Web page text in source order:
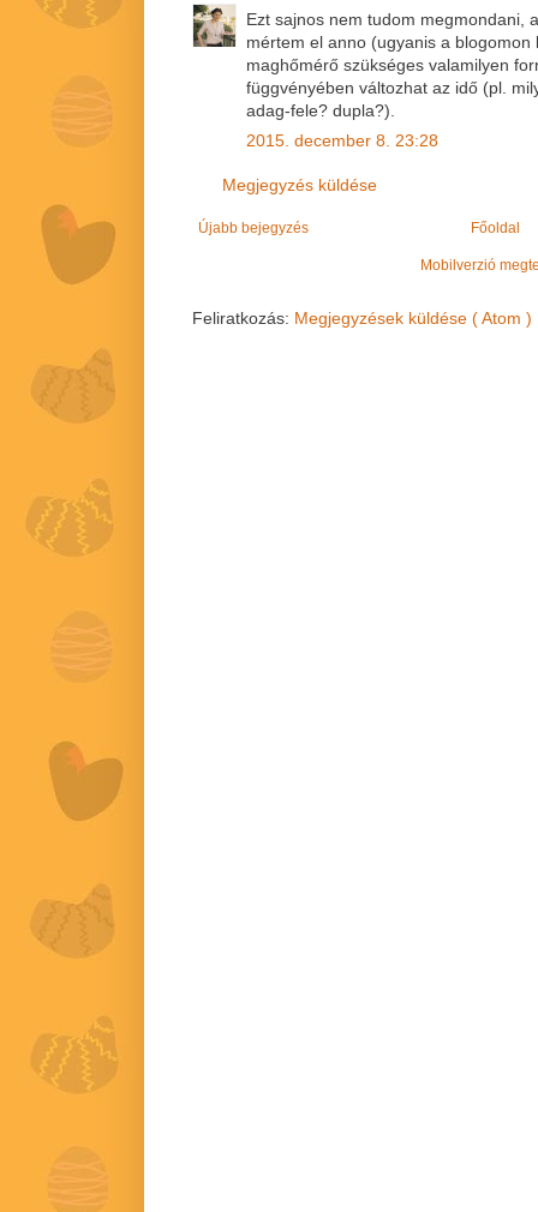
Ezt sajnos nem tudom megmondani,
mértem el anno (ugyanis a
maghőmérő szükséges valamilyen
függvényében változhat az idő (pl.
adag-fele? dupla?).
2015. december 8. 23:28
Megjegyzés küldése
Újabb bejegyzés Főoldal
Mobilverzió
Feliratkozás: Megjegyzések küldése ( Atom )